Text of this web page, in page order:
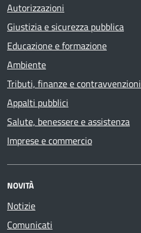
Autorizzazioni
Giustizia e sicurezza pubblica
Educazione e formazione
Ambiente
Tributi, finanze e contravvenzioni
Appalti pubblici
Salute, benessere e assistenza
Imprese e commercio
NOVITÀ
Notizie
Comunicati